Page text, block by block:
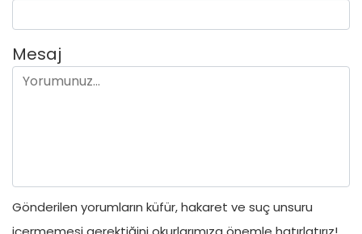
Mesaj
Gönderilen yorumların küfür, hakaret ve suç unsuru